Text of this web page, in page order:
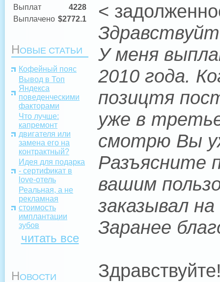
Выплат
4228
Выплачено $2772.1
НОВЫЕ СТАТЬИ
Кофейный пояс
Вывод в Топ
Яндекса
поведенческими
факторами
Что лучше:
капремонт
двигателя или
замена его на
контрактный?
Идея для подарка
- сертификат в
love-отель
Реальная, а не
рекламная
стоимость
имплантации
зубов
читать все
НОВОСТИ
<
У меня
2010 года.
позицтя
уже в
смотрю Вы
Разъясните
вашим
заказывал
Заранее